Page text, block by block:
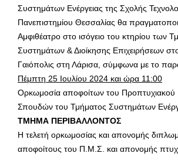
Συστημάτων Ενέργειας της Σχολής
Πανεπιστημίου Θεσσαλίας θα
Αμφιθέατρο στο ισόγειο του κτηρίου των
Συστημάτων & Διοίκησης Επιχειρήσεων
Γαιόπολις στη Λάρισα, σύμφωνα με το
Πέμπτη 25 Ιουλίου 2024 και ώρα 11:00
Ορκωμοσία αποφοίτων του Προπτυχιακού
Σπουδών του Τμήματος Συστημάτων
ΤΜΗΜΑ ΠΕΡΙΒΑΛΛΟΝΤΟΣ
Η τελετή ορκωμοσίας και απονομής
αποφοίτους του Π.Μ.Σ. και απονομής